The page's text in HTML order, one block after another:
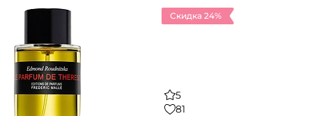
Скидка 24%
5
81